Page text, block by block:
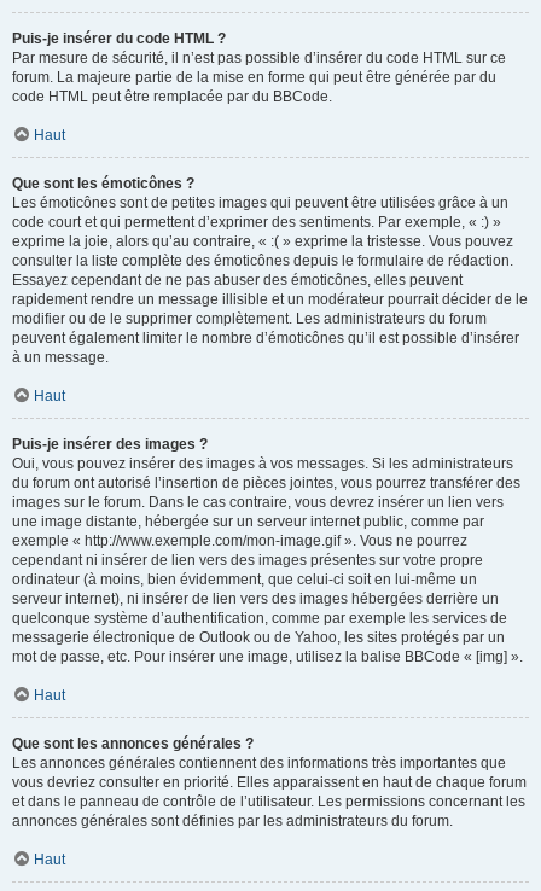
Puis-je insérer du code HTML ?
Par mesure de sécurité, il n’est pas possible d’insérer du code HTML sur ce
forum. La majeure partie de la mise en forme qui peut être générée par du
code HTML peut être remplacée par du BBCode.
Haut
Que sont les émoticônes ?
Les émoticônes sont de petites images qui peuvent être utilisées grâce à un
code court et qui permettent d’exprimer des sentiments. Par exemple, « :) »
exprime la joie, alors qu’au contraire, « :( » exprime la tristesse. Vous pouvez
consulter la liste complète des émoticônes depuis le formulaire de rédaction.
Essayez cependant de ne pas abuser des émoticônes, elles peuvent
rapidement rendre un message illisible et un modérateur pourrait décider de le
modifier ou de le supprimer complètement. Les administrateurs du forum
peuvent également limiter le nombre d’émoticônes qu’il est possible d’insérer
à un message.
Haut
Puis-je insérer des images ?
Oui, vous pouvez insérer des images à vos messages. Si les administrateurs
du forum ont autorisé l’insertion de pièces jointes, vous pourrez transférer des
images sur le forum. Dans le cas contraire, vous devrez insérer un lien vers
une image distante, hébergée sur un serveur internet public, comme par
exemple « http://www.exemple.com/mon-image.gif ». Vous ne pourrez
cependant ni insérer de lien vers des images présentes sur votre propre
ordinateur (à moins, bien évidemment, que celui-ci soit en lui-même un
serveur internet), ni insérer de lien vers des images hébergées derrière un
quelconque système d’authentification, comme par exemple les services de
messagerie électronique de Outlook ou de Yahoo, les sites protégés par un
mot de passe, etc. Pour insérer une image, utilisez la balise BBCode « [img] ».
Haut
Que sont les annonces générales ?
Les annonces générales contiennent des informations très importantes que
vous devriez consulter en priorité. Elles apparaissent en haut de chaque forum
et dans le panneau de contrôle de l’utilisateur. Les permissions concernant les
annonces générales sont définies par les administrateurs du forum.
Haut